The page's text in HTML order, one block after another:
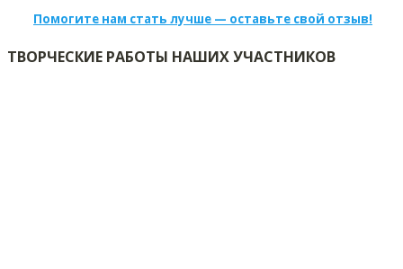
Помогите нам стать лучше — оставьте свой отзыв!
ТВОРЧЕСКИЕ РАБОТЫ НАШИХ УЧАСТНИКОВ